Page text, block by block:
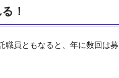
！
職員ともなると、年に数回は募